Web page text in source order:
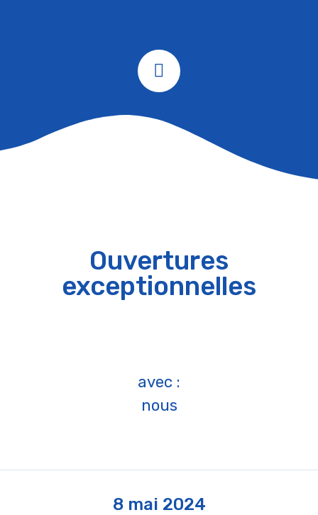
Ouvertures
exceptionnelles
avec :
nous
8 mai 2024